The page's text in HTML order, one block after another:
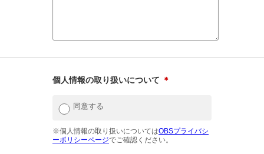
個人情報の取り扱いについて ＊
同意する
※個人情報の取り扱いについてはOBSプライバシ
ーポリシーページでご確認ください。